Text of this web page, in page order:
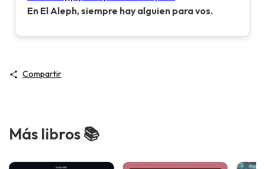
En El Aleph, siempre hay alguien para vos.
Compartir
Más libros 📚